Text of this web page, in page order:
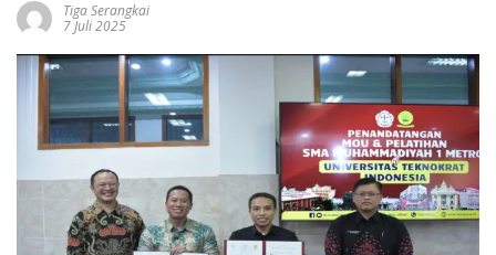
Tiga Serangkai
7 Juli 2025